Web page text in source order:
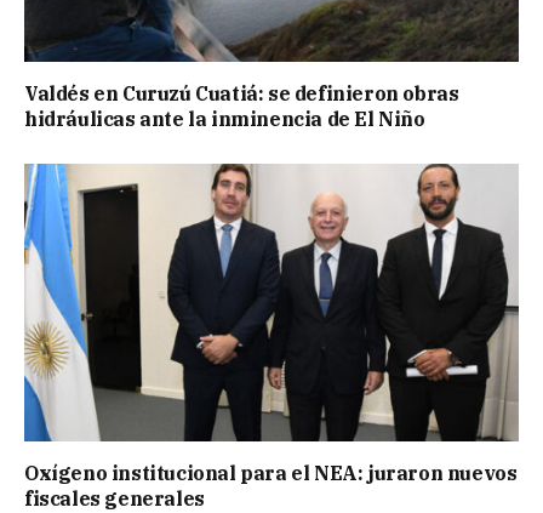
Valdés en Curuzú Cuatiá: se definieron obras
hidráulicas ante la inminencia de El Niño
Oxígeno institucional para el NEA: juraron nuevos
fiscales generales